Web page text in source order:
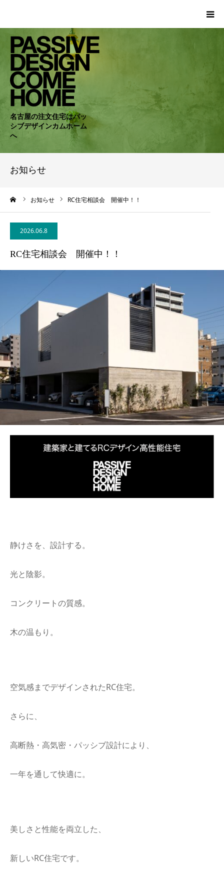
名古屋の注文住宅はパッ
シブデザインカムホーム
へ
お知らせ
お知らせ RC住宅相談会 開催中！！
2026.06.8
RC住宅相談会 開催中！！
静けさを、設計する。
光と陰影。
コンクリートの質感。
木の温もり。
空気感までデザインされたRC住宅。
さらに、
高断熱・高気密・パッシブ設計により、
一年を通して快適に。
美しさと性能を両立した、
新しいRC住宅です。
HOME
WORKS
COMPANY
CONCEPT
NEWS
BLOG
CONTACT